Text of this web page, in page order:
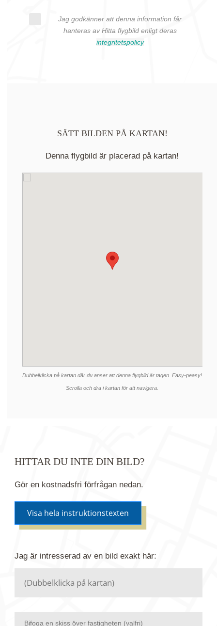
Jag godkänner att denna information får
hanteras av Hitta flygbild enligt deras
integritetspolicy
SÄTT BILDEN PÅ KARTAN!
Denna flygbild är placerad på kartan!
Dubbelklicka på kartan där du anser att denna flygbild är tagen. Easy-peasy!
Scrolla och dra i kartan för att navigera.
HITTAR DU INTE DIN BILD?
Gör en kostnadsfri förfrågan nedan.
Visa hela instruktionstexten
förfrågan. Vi har flera miljoner bilder i vårt arkiv
Jag är intresserad av en bild exakt här:
Bifoga en skiss över fastigheten (valfri)